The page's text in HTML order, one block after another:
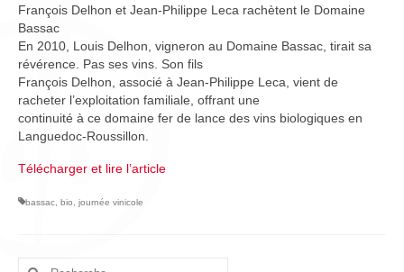
François Delhon et Jean-Philippe Leca rachètent le Domaine
Bassac
En 2010, Louis Delhon, vigneron au Domaine Bassac, tirait sa
révérence. Pas ses vins. Son fils
François Delhon, associé à Jean-Philippe Leca, vient de
racheter l’exploitation familiale, offrant une
continuité à ce domaine fer de lance des vins biologiques en
Languedoc-Roussillon.
Télécharger et lire l’article
bassac bio journée vinicole
Rechercher